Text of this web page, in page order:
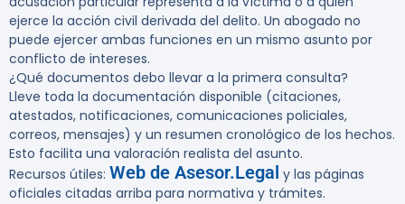
ejerce la acción civil derivada del delito. Un abogado no
puede ejercer ambas funciones en un mismo asunto por
conflicto de intereses.
¿Qué documentos debo llevar a la primera consulta?
Lleve toda la documentación disponible (citaciones,
atestados, notificaciones, comunicaciones policiales,
correos, mensajes) y un resumen cronológico de los hechos.
Esto facilita una valoración realista del asunto.
Recursos útiles: Web de Asesor.Legal y las páginas
oficiales citadas arriba para normativa y trámites.